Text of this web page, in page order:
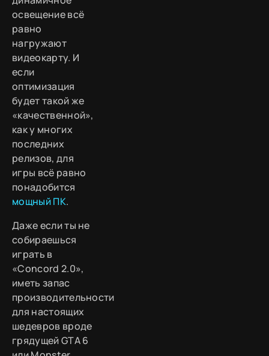
освещение всё
равно
нагружают
видеокарту. И
если
оптимизация
будет такой же
«качественной»,
как у многих
последних
релизов, для
игры всё равно
понадобится
мощный ПК.
Даже если ты не
собираешься
играть в
«Concord 2.0»,
иметь запас
производительности
для настоящих
шедевров вроде
грядущей GTA 6